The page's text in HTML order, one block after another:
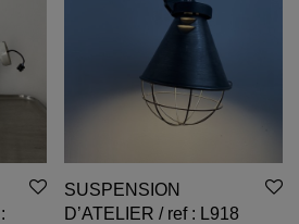
SUSPENSION
D’ATELIER / ref : L918